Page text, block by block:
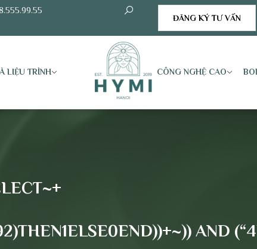
ĐĂNG KÝ TƯ VẤN
LIỆU TRÌNH CÔNG NGHỆ CAO
AND